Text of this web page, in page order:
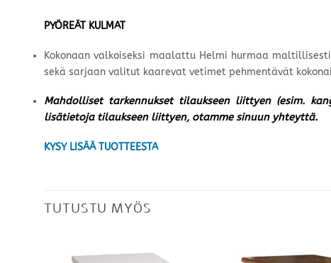
PYÖREÄT KULMAT
Kokonaan valkoiseksi maalattu Helmi hurmaa
sekä sarjaan valitut kaarevat vetimet pehmentävät
Mahdolliset tarkennukset tilaukseen liittyen (esim.
lisätietoja tilaukseen liittyen, otamme sinuun yhteyttä.
KYSY LISÄÄ TUOTTEESTA
TUTUSTU MYÖS